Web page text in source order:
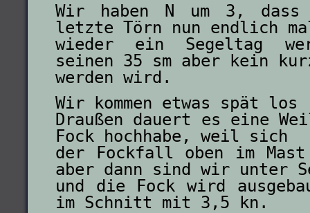
Wir haben N um 3,
letzte Törn nun endlich
wieder ein Segeltag
seinen 35 sm aber kein
werden wird.
Wir kommen etwas spät
Draußen dauert es eine
Fock hochhabe, weil sich
der Fockfall oben im
aber dann sind wir unter
und die Fock wird
im Schnitt mit 3,5 kn.